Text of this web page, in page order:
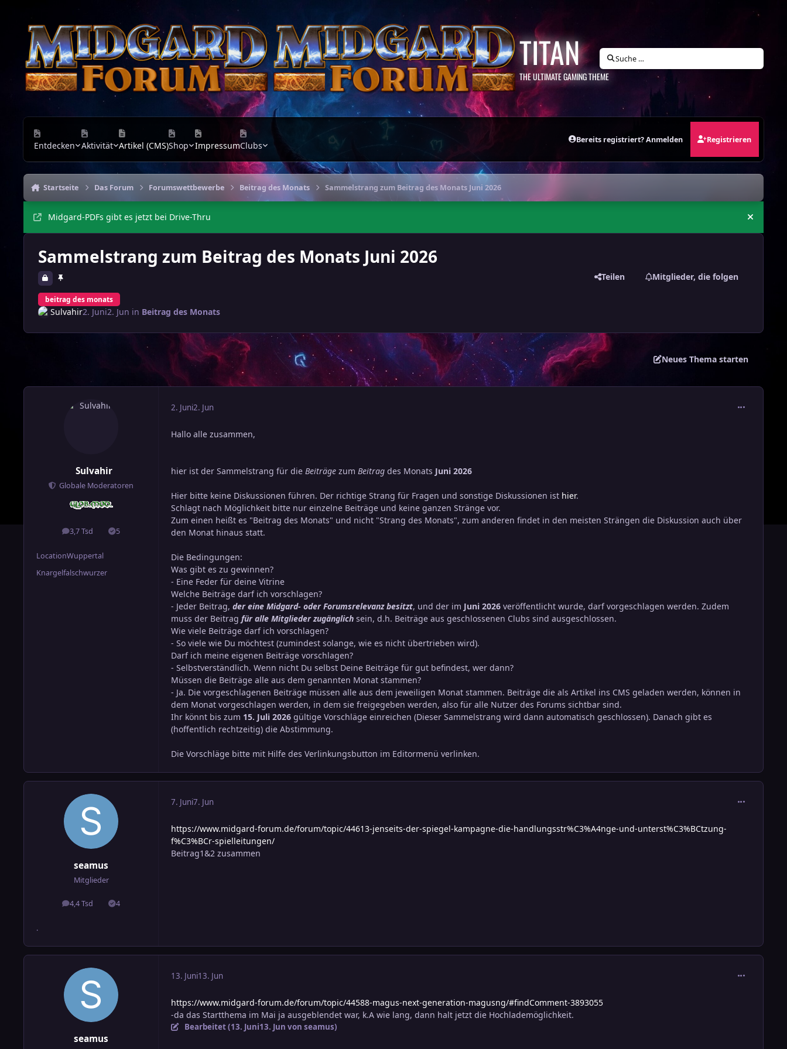
TITAN
THE ULTIMATE GAMING THEME
Suche …
Entdecken Aktivität Artikel (CMS)Shop ImpressumClubs
Bereits registriert? Anmelden Registrieren
Startseite Das Forum Forumswettbewerbe Beitrag des Monats Sammelstrang zum Beitrag des Monats Juni 2026
Midgard-PDFs gibt es jetzt bei Drive-Thru
Sammelstrang zum Beitrag des Monats Juni 2026
beitrag des monats
Teilen Mitglieder, die folgen
Sulvahir2. Juni2. Jun in Beitrag des Monats
Neues Thema starten
Sulvahir
Globale Moderatoren
3,7 Tsd
Beiträge 5
Lösungen
LocationWuppertal
Knargelfalschwurzer
2. Juni2. Jun
Hallo alle zusammen,
hier ist der Sammelstrang für die Beiträge zum Beitrag des Monats Juni 2026
Hier bitte keine Diskussionen führen. Der richtige Strang für Fragen und sonstige Diskussionen ist hier.
Schlagt nach Möglichkeit bitte nur einzelne Beiträge und keine ganzen Stränge vor.
Zum einen heißt es "Beitrag des Monats" und nicht "Strang des Monats", zum anderen findet in den meisten Strängen die Diskussion auch über
den Monat hinaus statt.
Die Bedingungen:
Was gibt es zu gewinnen?
- Eine Feder für deine Vitrine
Welche Beiträge darf ich vorschlagen?
- Jeder Beitrag, der eine Midgard- oder Forumsrelevanz besitzt, und der im Juni 2026 veröffentlicht wurde, darf vorgeschlagen werden. Zudem
muss der Beitrag für alle Mitglieder zugänglich sein, d.h. Beiträge aus geschlossenen Clubs sind ausgeschlossen.
Wie viele Beiträge darf ich vorschlagen?
- So viele wie Du möchtest (zumindest solange, wie es nicht übertrieben wird).
Darf ich meine eigenen Beiträge vorschlagen?
- Selbstverständlich. Wenn nicht Du selbst Deine Beiträge für gut befindest, wer dann?
Müssen die Beiträge alle aus dem genannten Monat stammen?
- Ja. Die vorgeschlagenen Beiträge müssen alle aus dem jeweiligen Monat stammen. Beiträge die als Artikel ins CMS geladen werden, können in
dem Monat vorgeschlagen werden, in dem sie freigegeben werden, also für alle Nutzer des Forums sichtbar sind.
Ihr könnt bis zum 15. Juli 2026 gültige Vorschläge einreichen (Dieser Sammelstrang wird dann automatisch geschlossen). Danach gibt es
(hoffentlich rechtzeitig) die Abstimmung.
Die Vorschläge bitte mit Hilfe des Verlinkungsbutton im Editormenü verlinken.
seamus
Mitglieder
4,4 Tsd
Beiträge 4
Lösungen
.
7. Juni7. Jun
https://www.midgard-forum.de/forum/topic/44613-jenseits-der-spiegel-kampagne-die-handlungsstr%C3%A4nge-und-unterst%C3%BCtzung-
f%C3%BCr-spielleitungen/
Beitrag1&2 zusammen
seamus
13. Juni13. Jun
https://www.midgard-forum.de/forum/topic/44588-magus-next-generation-magusng/#findComment-3893055
-da das Startthema im Mai ja ausgeblendet war, k.A wie lang, dann halt jetzt die Hochlademöglichkeit.
Bearbeitet (13. Juni13. Jun von seamus)